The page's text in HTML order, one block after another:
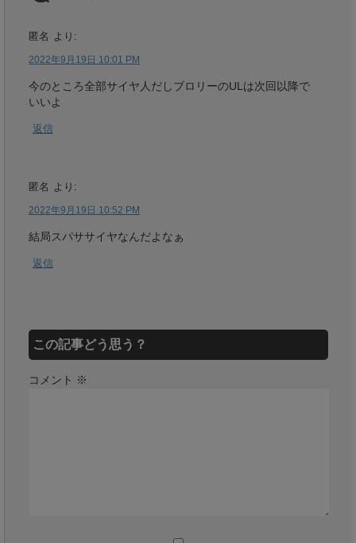
匿名 より:
2022年9月19日 10:01 PM
今のところ全部サイヤ人だしブロリーのULは次回以降で
いいよ
返信
匿名 より:
2022年9月19日 10:52 PM
結局スパササイヤなんだよなぁ
返信
この記事どう思う？
コメント ※